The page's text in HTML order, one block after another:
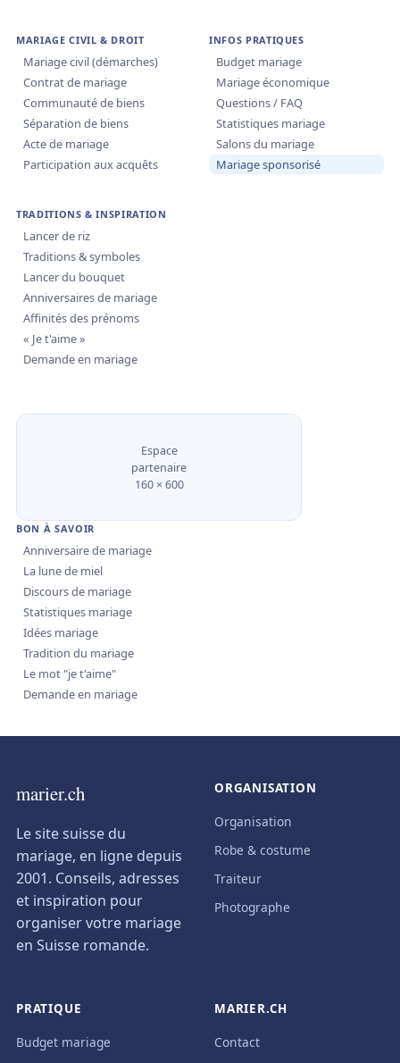
MARIAGE CIVIL & DROIT
Mariage civil (démarches)
Contrat de mariage
Communauté de biens
Séparation de biens
Acte de mariage
Participation aux acquêts
INFOS PRATIQUES
Budget mariage
Mariage économique
Questions / FAQ
Statistiques mariage
Salons du mariage
Mariage sponsorisé
TRADITIONS & INSPIRATION
Lancer de riz
Traditions & symboles
Lancer du bouquet
Anniversaires de mariage
Affinités des prénoms
« Je t'aime »
Demande en mariage
Espace
partenaire
160 × 600
BON À SAVOIR
Anniversaire de mariage
La lune de miel
Discours de mariage
Statistiques mariage
Idées mariage
Tradition du mariage
Le mot "je t'aime"
Demande en mariage
marier.ch
Le site suisse du
mariage, en ligne depuis
2001. Conseils, adresses
et inspiration pour
organiser votre mariage
en Suisse romande.
ORGANISATION
Organisation
Robe & costume
Traiteur
Photographe
PRATIQUE
Budget mariage
MARIER.CH
Contact